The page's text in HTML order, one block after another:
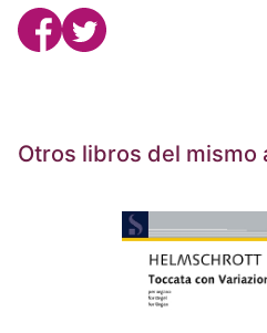
Otros libros del mismo